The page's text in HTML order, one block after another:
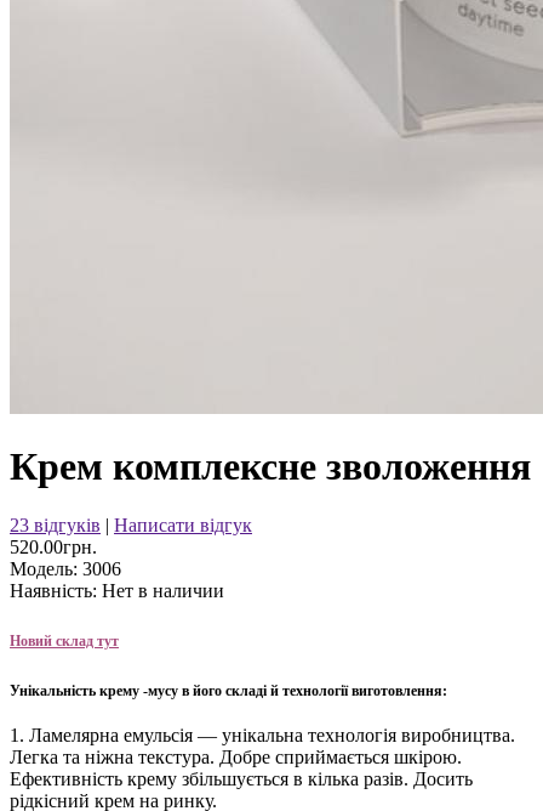
Крем комплексне зволоження
23 відгуків
Написати відгук
520.00грн.
Модель: 3006
Наявність: Нет в наличии
Новий склад тут
Унікальність крему -мусу в його складі й технології виготовлення:
1. Ламелярна емульсія — унікальна технологія виробництва.
Легка та ніжна текстура. Добре сприймається шкірою.
Ефективність крему збільшується в кілька разів. Досить
рідкісний крем на ринку.